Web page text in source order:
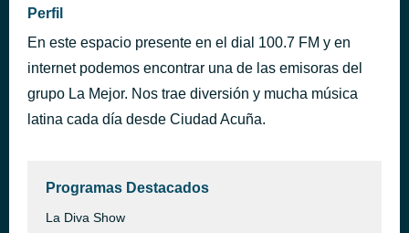
Perfil
En este espacio presente en el dial 100.7 FM y en
internet podemos encontrar una de las emisoras del
grupo La Mejor. Nos trae diversión y mucha música
latina cada día desde Ciudad Acuña.
Programas Destacados
La Diva Show